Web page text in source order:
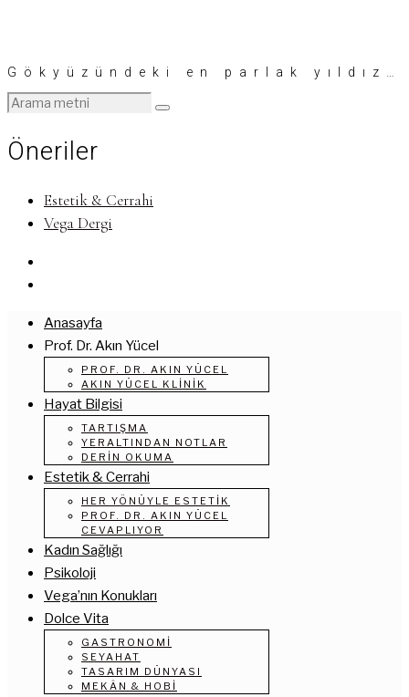
Gökyüzündeki en parlak yıldız…
Öneriler
Estetik & Cerrahi
Vega Dergi
Anasayfa
Prof. Dr. Akın Yücel
PROF. DR. AKIN YÜCEL
AKIN YÜCEL KLINIK
Hayat Bilgisi
TARTIŞMA
YERALTINDAN NOTLAR
DERIN OKUMA
Estetik & Cerrahi
HER YÖNÜYLE ESTETIK
PROF. DR. AKIN YÜCEL
CEVAPLIYOR
Kadın Sağlığı
Psikoloji
Vega’nın Konukları
Dolce Vita
GASTRONOMI
SEYAHAT
TASARIM DÜNYASI
MEKÂN & HOBI